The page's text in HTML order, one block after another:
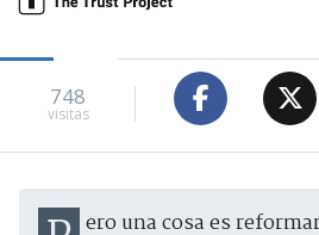
748
visitas